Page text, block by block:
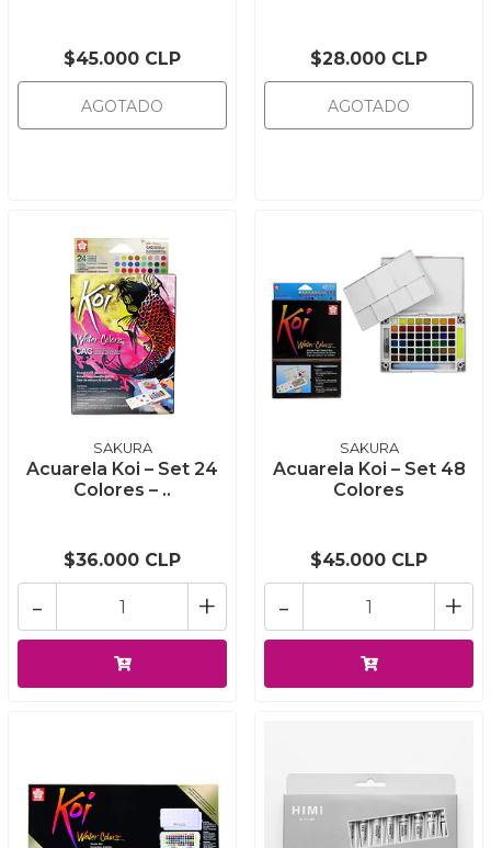
$45.000 CLP
AGOTADO
$28.000 CLP
AGOTADO
SAKURA
Acuarela Koi – Set 24
Colores – ..
$36.000 CLP
+
-
SAKURA
Acuarela Koi – Set 48
Colores
$45.000 CLP
+
-